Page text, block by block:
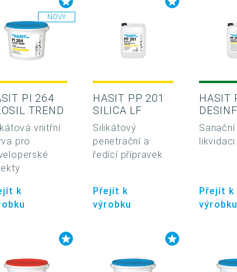
NOVÝ
PI 264
TREND
vnitřní
pro
k
HASIT PP 201
SILICA LF
Silikátový
penetrační a
ředící přípravek
Přejít k
výrobku
HASIT
likvidaci
Přejít k
výrobku